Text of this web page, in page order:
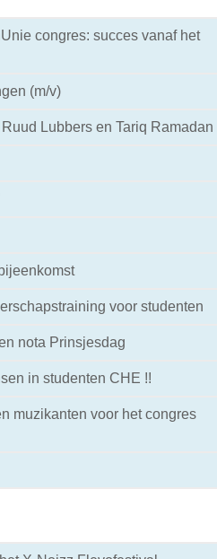
congres: succes vanaf het
(m/v)
Lubbers en Tariq Ramadan
voor studenten
nota Prinsjesdag
in studenten CHE !!
muzikanten voor het congres